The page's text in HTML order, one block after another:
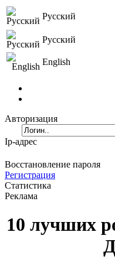
Русский
Русский
English
Авторизация
Ip-адрес
Восстановление пароля
Регистрация
Статистика
Реклама
10 лучших